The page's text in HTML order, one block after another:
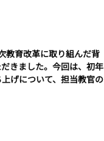
教育改革に取り組んだ背
きました。今回は、初年
げについて、担当教官の